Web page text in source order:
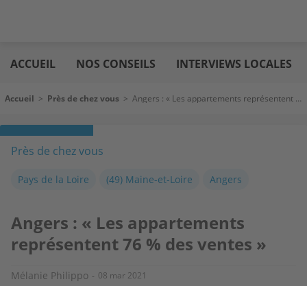
au
contenu
immo
ACCUEIL NOS CONSEILS INTERVIEWS LOCALES
Fil d'Ariane
Accueil > Près de chez vous > Angers : « Les appartements représentent 76 % des ventes »
Près de chez vous
Pays de la Loire (49) Maine-et-Loire Angers
Angers : « Les appartements
représentent 76 % des ventes »
Mélanie Philippo
08 mar 2021